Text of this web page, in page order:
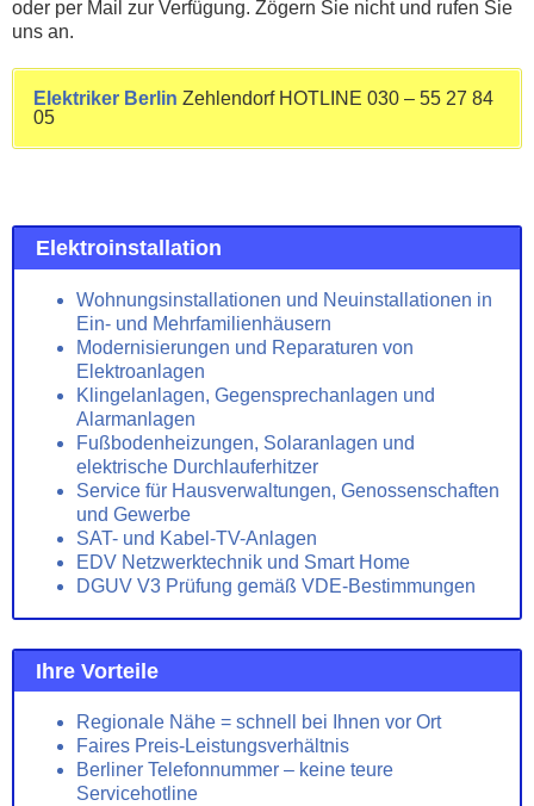
oder per Mail zur Verfügung. Zögern Sie nicht und rufen Sie
uns an.
Elektriker Berlin Zehlendorf HOTLINE 030 – 55 27 84
05
Elektroinstallation
Wohnungsinstallationen und Neuinstallationen in
Ein- und Mehrfamilienhäusern
Modernisierungen und Reparaturen von
Elektroanlagen
Klingelanlagen, Gegensprechanlagen und
Alarmanlagen
Fußbodenheizungen, Solaranlagen und
elektrische Durchlauferhitzer
Service für Hausverwaltungen, Genossenschaften
und Gewerbe
SAT- und Kabel-TV-Anlagen
EDV Netzwerktechnik und Smart Home
DGUV V3 Prüfung gemäß VDE-Bestimmungen
Ihre Vorteile
Regionale Nähe = schnell bei Ihnen vor Ort
Faires Preis-Leistungsverhältnis
Berliner Telefonnummer – keine teure
Servicehotline